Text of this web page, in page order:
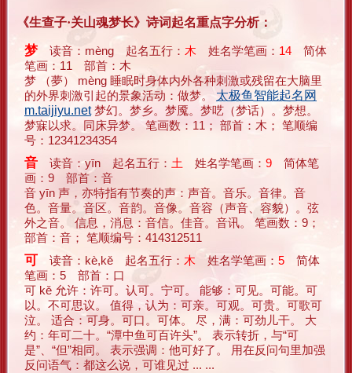
《生查子·关山魂梦长》诗词起名重点字分析：
梦读音：mèng 起名五行： 木 姓名学笔画： 14 简体
笔画：11 部首：木
梦 （夢） mèng 睡眠时身体内外各种刺激或残留在大脑里
的外界刺激引起的景象活动：做梦。 太极鱼智能起名网
m.taijiyu.net梦幻。梦乡。梦魇。梦呓（梦话）。梦想。
梦寐以求。同床异梦。 笔画数：11； 部首：木； 笔顺编
号：12341234354
音 读音：yīn 起名五行： 土 姓名学笔画： 9 简体笔
画：9 部首：音
音 yīn 声，亦特指有节奏的声：声音。音乐。音律。音
色。音量。音区。音韵。音像。音容（声音、容貌）。弦
外之音。 信息，消息：音信。佳音。音讯。 笔画数：9；
部首：音； 笔顺编号：414312511
可 读音：kè,kě 起名五行： 木 姓名学笔画： 5 简体
笔画：5 部首：口
可 kě 允许：许可。认可。宁可。 能够：可见。可能。可
以。不可思议。 值得，认为：可亲。可观。可贵。可歌可
泣。 适合：可身。可口。可体。 尽，满：可劲儿干。 大
约：年可二十。“潭中鱼可百许头”。 表示转折，与“可
是”、“但”相同。 表示强调：他可好了。 用在反问句里加强
反问语气：都这么说，可谁见过 ... ...